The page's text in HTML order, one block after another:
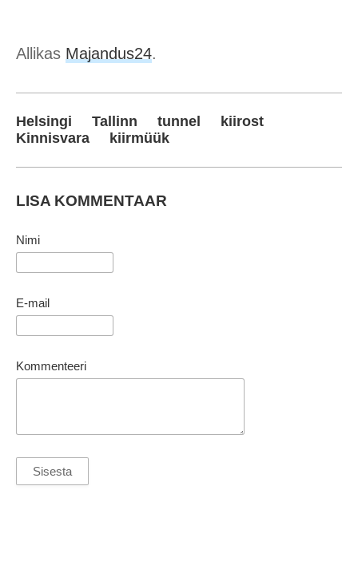
Allikas Majandus24.
Helsingi Tallinn tunnel
kiirost
Kinnisvara
kiirmüük
LISA KOMMENTAAR
Nimi
E-mail
Kommenteeri